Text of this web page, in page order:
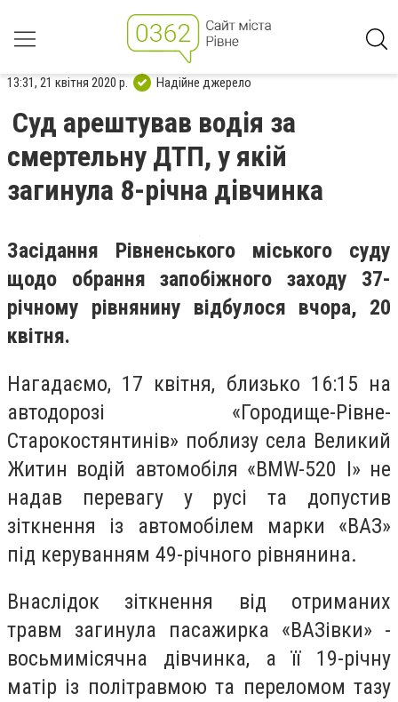
13:31, 21 квітня 2020 р. Надійне джерело
Суд арештував водія за
смертельну ДТП, у якій
загинула 8-річна дівчинка
Засідання Рівненського міського суду
щодо обрання запобіжного заходу 37-
річному рівнянину відбулося вчора, 20
квітня.
Нагадаємо, 17 квітня, близько 16:15 на
автодорозі «Городище-Рівне-
Старокостянтинів» поблизу села Великий
Житин водій автомобіля «BMW-520 I» не
надав перевагу у русі та допустив
зіткнення із автомобілем марки «ВАЗ»
під керуванням 49-річного рівнянина.
Внаслідок зіткнення від отриманих
травм загинула пасажирка «ВАЗівки» -
восьмимісячна дівчинка, а її 19-річну
матір із політравмою та переломом тазу